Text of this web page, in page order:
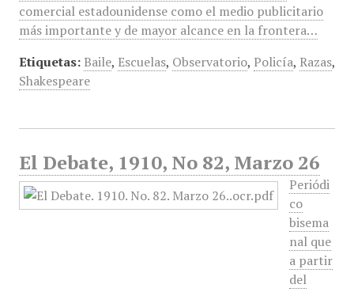
comercial estadounidense como el medio publicitario
más importante y de mayor alcance en la frontera…
Etiquetas: Baile, Escuelas, Observatorio, Policía, Razas,
Shakespeare
El Debate, 1910, No 82, Marzo 26
Periódi
co
bisema
nal que
a partir
del